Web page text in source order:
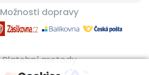
Možnosti dopravy
Platební metody